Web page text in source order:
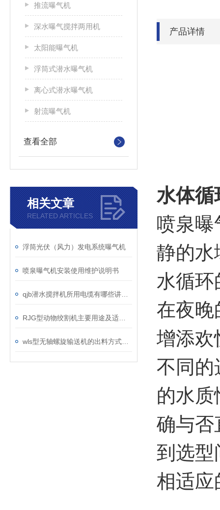
推流曝气机
深水曝气搅拌两用机
太阳能曝气机
浮筒式潜水曝气机
离心式潜水曝气机
射流曝气机
查看全部
相关文章
RELATED ARTICLES
浮筒光伏（风力）发电系统曝气机
喷泉曝气机安装使用维护说明书
产品详情
水体循
喷泉曝
静的水
水循环
在夜晚
增添欢
不同的
的水
确与否
到选型
相适应